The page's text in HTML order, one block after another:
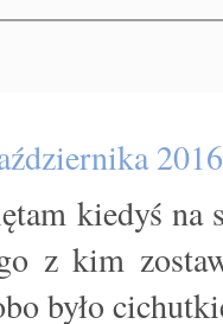
kiedyś na
z kim
było